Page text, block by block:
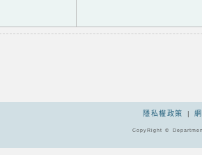
隱私權政策 |
CopyRight ©